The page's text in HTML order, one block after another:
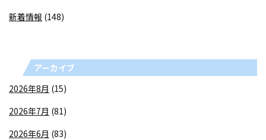
新着情報 (148)
アーカイブ
2026年8月 (15)
2026年7月 (81)
2026年6月 (83)